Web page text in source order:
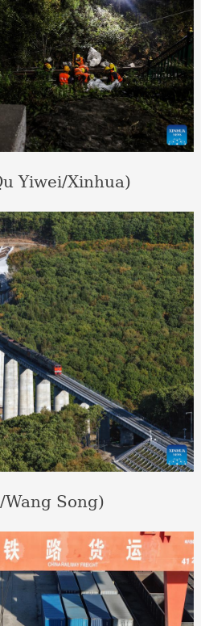
Yiwei/Xinhua)
Song)